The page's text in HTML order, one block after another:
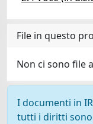
File in questo
Non ci sono file
I documenti in
tutti i diritti sono